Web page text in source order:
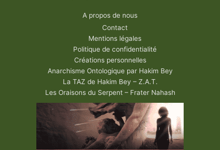
A propos de nous
Contact
Mentions légales
Politique de confidentialité
Créations personnelles
Anarchisme Ontologique par Hakim Bey
La TAZ de Hakim Bey – Z.A.T.
Les Oraisons du Serpent – Frater Nahash